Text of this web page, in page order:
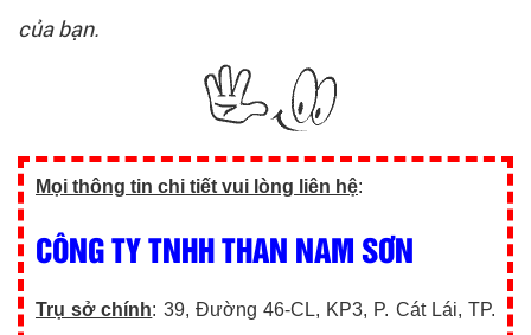
của bạn.
Mọi thông tin chi tiết vui lòng liên hệ:
CÔNG TY TNHH THAN NAM SƠN
Trụ sở chính: 39, Đường 46-CL, KP3, P. Cát Lái, TP.